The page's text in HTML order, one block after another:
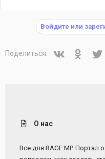
Войдите или
Поделиться: Vkontakte
О нас
Все для RAGE:MP. Портал